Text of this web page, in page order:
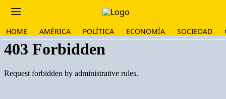
HOME AMÉRICA POLÍTICA ECONOMÍA SOCIEDAD